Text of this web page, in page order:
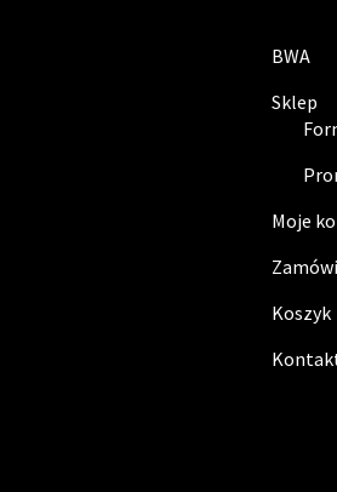
BWA
Sklep
Moje
Koszyk